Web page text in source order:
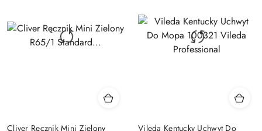
Cliver Ręcznik Mini Zielony
Vileda Kentucky Uchwyt Do